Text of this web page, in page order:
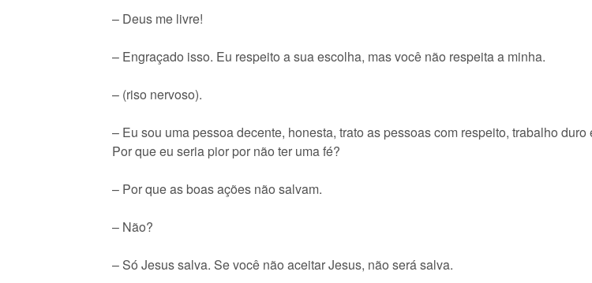
– Deus me livre!
– Engraçado isso. Eu respeito a sua escolha, mas você não respeita a minha.
– (riso nervoso).
– Eu sou uma pessoa decente, honesta, trato as pessoas com respeito, trabalho
Por que eu seria pior por não ter uma fé?
– Por que as boas ações não salvam.
– Não?
– Só Jesus salva. Se você não aceitar Jesus, não será salva.